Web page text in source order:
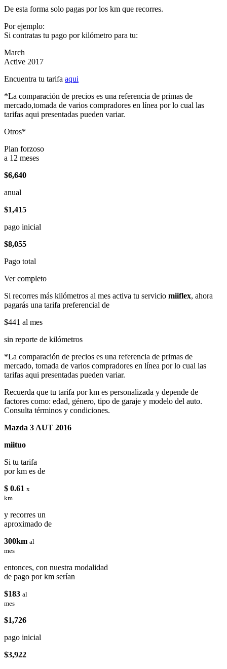
De esta forma solo pagas por los km que recorres.
Por ejemplo:
Si contratas tu pago por kilómetro para tu:
March
Active 2017
Encuentra tu tarifa aqui
*La comparación de precios es una referencia de primas de
mercado,tomada de varios compradores en línea por lo cual las
tarifas aqui presentadas pueden variar.
Otros*
Plan forzoso
a 12 meses
$6,640
anual
$1,415
pago inicial
$8,055
Pago total
Ver completo
Si recorres más kilómetros al mes activa tu servicio miiflex, ahora
pagarás una tarifa preferencial de
$441 al mes
sin reporte de kilómetros
*La comparación de precios es una referencia de primas de
mercado, tomada de varios compradores en línea por lo cual las
tarifas aqui presentadas pueden variar.
Recuerda que tu tarifa por km es personalizada y depende de
factores como: edad, género, tipo de garaje y modelo del auto.
Consulta términos y condiciones.
Mazda 3 AUT 2016
miituo
Si tu tarifa
por km es de
$ 0.61 x
km
y recorres un
aproximado de
300km al
mes
entonces, con nuestra modalidad
de pago por km serían
$183 al
mes
$1,726
pago inicial
$3,922